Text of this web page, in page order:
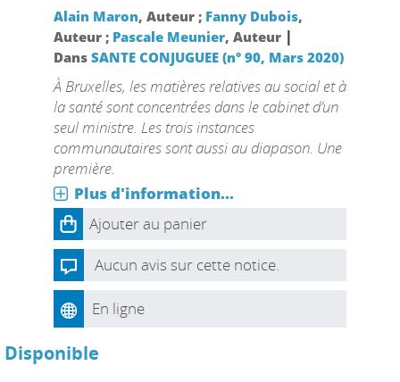
Alain Maron, Auteur ; Fanny Dubois,
Auteur ; Pascale Meunier, Auteur |
Dans SANTE CONJUGUEE (n° 90, Mars 2020)
À Bruxelles, les matières relatives au social et à
la santé sont concentrées dans le cabinet d’un
seul ministre. Les trois instances
communautaires sont aussi au diapason. Une
première.
Plus d'information...
Ajouter au panier
Aucun avis sur cette notice.
En ligne
Disponible